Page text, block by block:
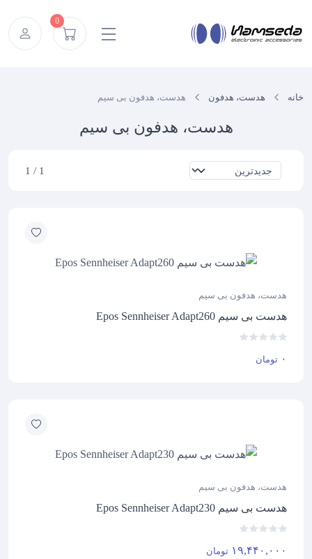
0
خانه هدست، هدفون هدست، هدفون بی سیم
هدست، هدفون بی سیم
1 / 1
هدست، هدفون بی سیم
هدست بی سیم Epos Sennheiser Adapt260
۰ تومان
هدست، هدفون بی سیم
هدست بی سیم Epos Sennheiser Adapt230
۱۹,۴۴۰,۰۰۰ تومان